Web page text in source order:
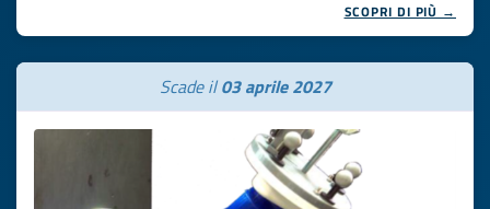
SCOPRI DI PIÙ →
Scade il03 aprile 2027